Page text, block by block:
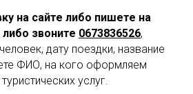
на сайте либо пишете на
либо звоните 0673836526,
дату поездки, название
ФИО, на кого оформляем
услуг.